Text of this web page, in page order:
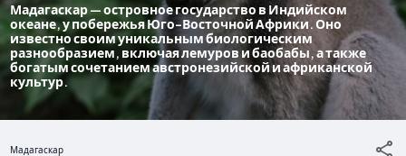
Мадагаскар — островное государство в Индийском
океане, у побережья Юго-Восточной Африки. Оно
известно своим уникальным биологическим
разнообразием, включая лемуров и баобабы, а также
богатым сочетанием австронезийской и африканской
культур.
Мадагаскар